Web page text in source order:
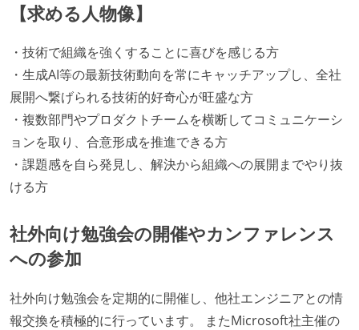
【求める人物像】
・技術で組織を強くすることに喜びを感じる方
・生成AI等の最新技術動向を常にキャッチアップし、全社
展開へ繋げられる技術的好奇心が旺盛な方
・複数部門やプロダクトチームを横断してコミュニケーシ
ョンを取り、合意形成を推進できる方
・課題感を自ら発見し、解決から組織への展開までやり抜
ける方
社外向け勉強会の開催やカンファレンス
への参加
社外向け勉強会を定期的に開催し、他社エンジニアとの情
報交換を積極的に行っています。 またMicrosoft社主催の